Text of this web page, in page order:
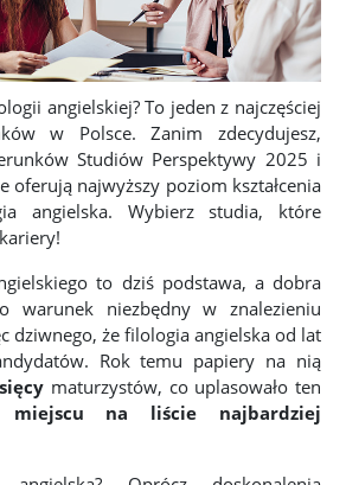
angielskiej? To jeden z najczęściej
w Polsce. Zanim zdecydujesz,
Studiów Perspektywy 2025 i
oferują najwyższy poziom kształcenia
angielska. Wybierz studia, które
to dziś podstawa, a dobra
warunek niezbędny w znalezieniu
dziwnego, że filologia angielska od lat
Rok temu papiery na nią
maturzystów, co uplasowało ten
miejscu na liście najbardziej